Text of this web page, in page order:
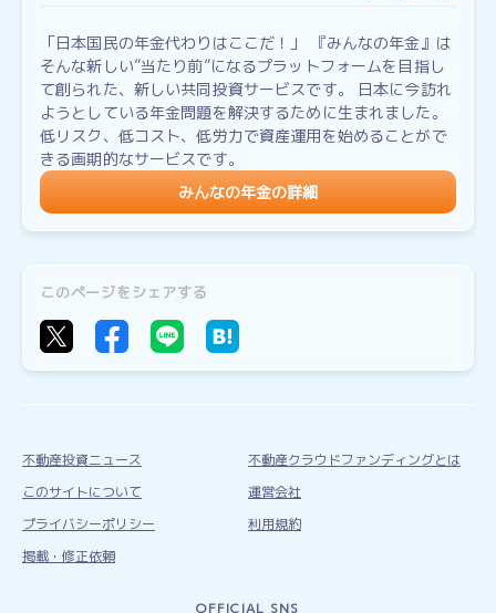
「日本国民の年金代わりはここだ！」 『みんなの年金』は
そんな新しい”当たり前”になるプラットフォームを目指し
て創られた、新しい共同投資サービスです。 日本に今訪れ
ようとしている年金問題を解決するために生まれました。
低リスク、低コスト、低労力で資産運用を始めることがで
きる画期的なサービスです。
みんなの年金の詳細
このページをシェアする
不動産投資ニュース
不動産クラウドファンディングとは
このサイトについて
運営会社
プライバシーポリシー
利用規約
掲載・修正依頼
OFFICIAL SNS